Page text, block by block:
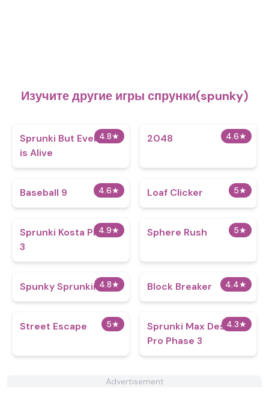
Изучите другие игры спрунки(spunky)
4.8★
Sprunki But Everyone
is Alive
4.6★
2048
4.6★
Baseball 9 5★
Loaf Clicker
4.9★
Sprunki Kosta Phase
3
5★
Sphere Rush
4.8★
Spunky Sprunkin 4.4★
Block Breaker
5★
Street Escape 4.3★
Sprunki Max Design
Pro Phase 3
Advertisement